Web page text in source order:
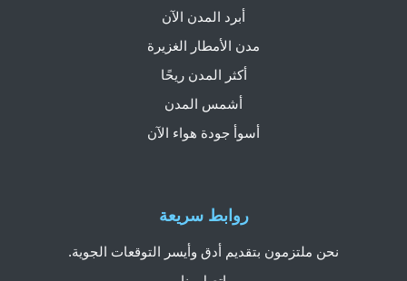
روابط سريعة
نحن ملتزمون بتقديم أدق وأيسر التوقعات الجوية.
أبرد المدن الآن
مدن الأمطار الغزيرة
أكثر المدن ريحًا
أشمس المدن
أسوأ جودة هواء الآن